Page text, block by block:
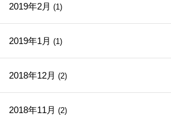
2019年2月 (1)
2019年1月 (1)
2018年12月 (2)
2018年11月 (2)